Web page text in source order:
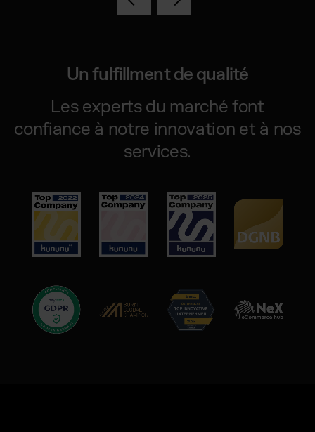
Un fulfillment de qualité
Les experts du marché font
confiance à notre innovation et à nos
services.